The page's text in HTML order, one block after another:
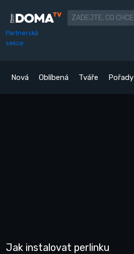
Partnerská
sekce
Nová Oblíbená Tváře Pořady
Jak instalovat perlinku